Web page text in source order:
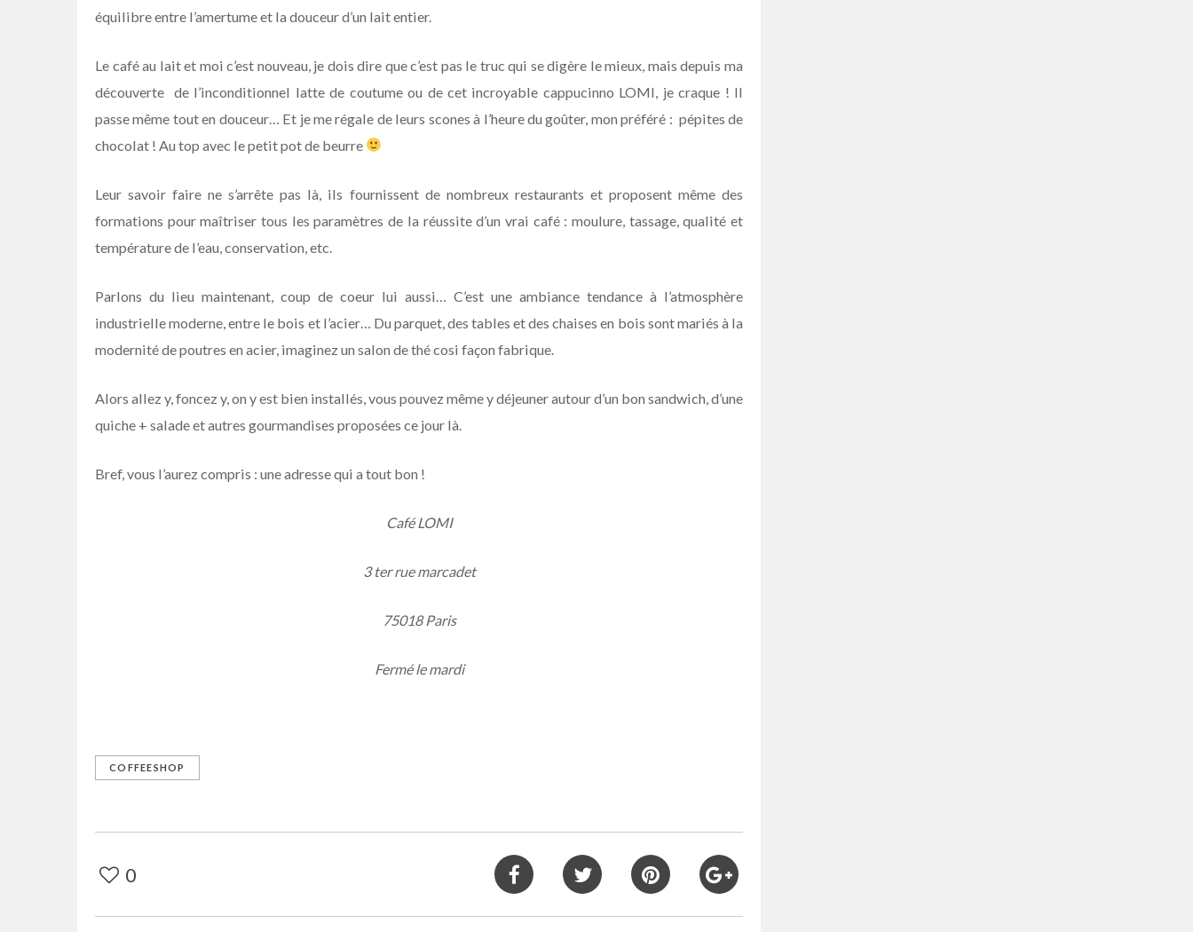
équilibre entre l’amertume et la douceur d’un lait entier.
Le café au lait et moi c’est nouveau, je dois dire que c’est pas le truc qui se digère le mieux, mais depuis ma
découverte de l’inconditionnel latte de coutume ou de cet incroyable cappucinno LOMI, je craque ! Il
passe même tout en douceur… Et je me régale de leurs scones à l’heure du goûter, mon préféré : pépites de
chocolat ! Au top avec le petit pot de beurre
Leur savoir faire ne s’arrête pas là, ils fournissent de nombreux restaurants et proposent même des
formations pour maîtriser tous les paramètres de la réussite d’un vrai café : moulure, tassage, qualité et
température de l’eau, conservation, etc.
Parlons du lieu maintenant, coup de coeur lui aussi… C’est une ambiance tendance à l’atmosphère
industrielle moderne, entre le bois et l’acier… Du parquet, des tables et des chaises en bois sont mariés à la
modernité de poutres en acier, imaginez un salon de thé cosi façon fabrique.
Alors allez y, foncez y, on y est bien installés, vous pouvez même y déjeuner autour d’un bon sandwich, d’une
quiche + salade et autres gourmandises proposées ce jour là.
Bref, vous l’aurez compris : une adresse qui a tout bon !
Café LOMI
3 ter rue marcadet
75018 Paris
Fermé le mardi
COFFEESHOP
0